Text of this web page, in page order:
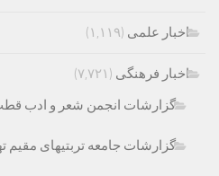
اخبار علمی (۱,۱۱۹)
اخبار فرهنگی (۷,۷۲۱)
گزارشات انجمن شعر و ادب
گزارشات جامعه تربتیهای مقیم